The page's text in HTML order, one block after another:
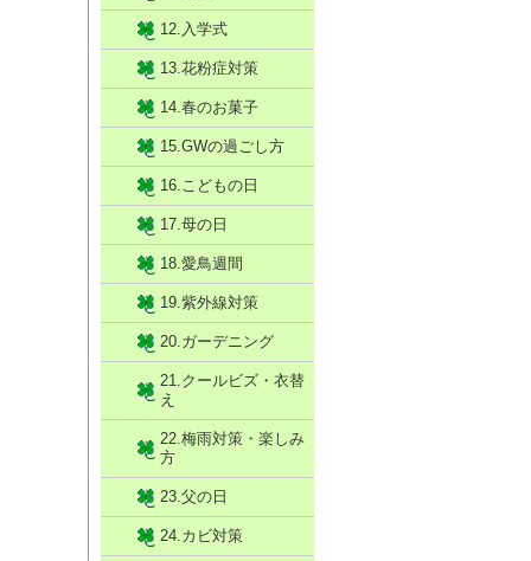
12.入学式
13.花粉症対策
14.春のお菓子
15.GWの過ごし方
16.こどもの日
17.母の日
18.愛鳥週間
19.紫外線対策
20.ガーデニング
21.クールビズ・衣替
え
22.梅雨対策・楽しみ
方
23.父の日
24.カビ対策